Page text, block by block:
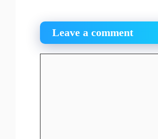
Leave a comment